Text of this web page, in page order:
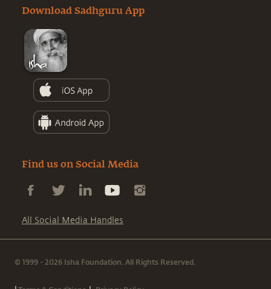
Download Sadhguru App
Find us on Social Media
All Social Media Handles
© 1999 - 2026 Isha Foundation. All Rights Reserved.